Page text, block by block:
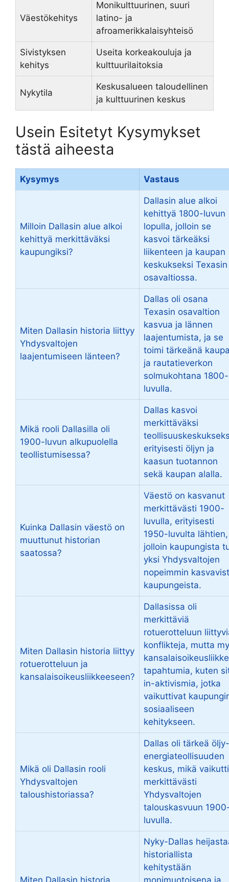
Väestökehitys
Monikulttuurinen, suuri
latino- ja
afroamerikkalaisyhteisö
Sivistyksen
kehitys
Useita korkeakouluja ja
kulttuurilaitoksia
Nykytila
Keskusalueen taloudellinen
ja kulttuurinen keskus
Usein Esitetyt Kysymykset
tästä aiheesta
Kysymys Vastaus
Milloin Dallasin alue alkoi
kehittyä merkittäväksi
kaupungiksi?
Dallasin alue alkoi
kehittyä 1800-luvun
lopulla, jolloin se
kasvoi tärkeäksi
liikenteen ja kaupan
keskukseksi Texasin
osavaltiossa.
Miten Dallasin historia liittyy
Yhdysvaltojen
laajentumiseen länteen?
Dallas oli osana
Texasin osavaltion
kasvua ja lännen
laajentumista, ja se
toimi tärkeänä
ja rautatieverkon
solmukohtana 1800-
luvulla.
Mikä rooli Dallasilla oli
1900-luvun alkupuolella
teollistumisessa?
Dallas kasvoi
merkittäväksi
erityisesti öljyn ja
kaasun tuotannon
sekä kaupan alalla.
Kuinka Dallasin väestö on
muuttunut historian
saatossa?
Väestö on kasvanut
merkittävästi 1900-
luvulla, erityisesti
1950-luvulta lähtien,
jolloin kaupungista
yksi Yhdysvaltojen
nopeimmin
kaupungeista.
Miten Dallasin historia liittyy
rotuerotteluun ja
kansalaisoikeusliikkeeseen?
Dallasissa oli
merkittäviä
rotuerotteluun
konflikteja, mutta
tapahtumia, kuten
in-aktivismia, jotka
vaikuttivat
sosiaaliseen
kehitykseen.
Mikä oli Dallasin rooli
Yhdysvaltojen
taloushistoriassa?
Dallas oli tärkeä
energiateollisuuden
keskus, mikä vaikutti
merkittävästi
Yhdysvaltojen
talouskasvuun
luvulla.
Nyky-Dallas
historiallista
kehitystään